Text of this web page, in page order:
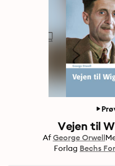
Vejen til
Af George Orwell
Forlag Bechs